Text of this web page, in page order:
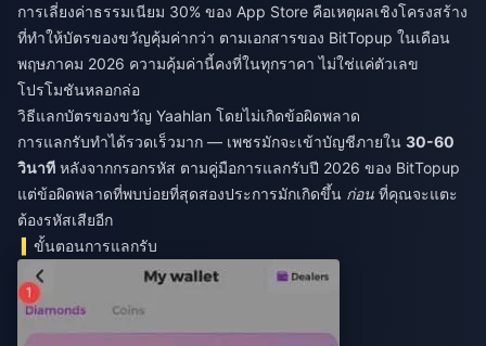
การเลี่ยงค่าธรรมเนียม 30% ของ App Store คือเหตุผลเชิงโครงสร้าง
ที่ทำให้บัตรของขวัญคุ้มค่ากว่า ตามเอกสารของ BitTopup ในเดือน
พฤษภาคม 2026 ความคุ้มค่านี้คงที่ในทุกราคา ไม่ใช่แค่ตัวเลข
โปรโมชันหลอกล่อ
วิธีแลกบัตรของขวัญ Yaahlan โดยไม่เกิดข้อผิดพลาด
การแลกรับทำได้รวดเร็วมาก — เพชรมักจะเข้าบัญชีภายใน 30-60
วินาที หลังจากกรอกรหัส ตามคู่มือการแลกรับปี 2026 ของ BitTopup
แต่ข้อผิดพลาดที่พบบ่อยที่สุดสองประการมักเกิดขึ้น ก่อน ที่คุณจะแตะ
ต้องรหัสเสียอีก
ขั้นตอนการแลกรับ